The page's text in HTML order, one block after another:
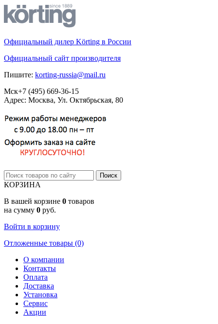
Официальный дилер Körting в России
Официальный сайт производителя
Пишите: korting-russia@mail.ru
Мск+7 (495) 669-36-15
Адрес: Москва, Ул. Октябрьская, 80
КОРЗИНА
В вашей корзине 0 товаров
на сумму 0 руб.
Войти в корзину
Отложенные товары (0)
О компании
Контакты
Оплата
Доставка
Установка
Сервис
Акции